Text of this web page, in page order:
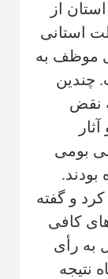
از
استانی
موظف به
چندین
نقض
حقوق معاهده‌های 7 و 8 و آثار
بومی
و گفته
کافی
به رأی
نتیجه